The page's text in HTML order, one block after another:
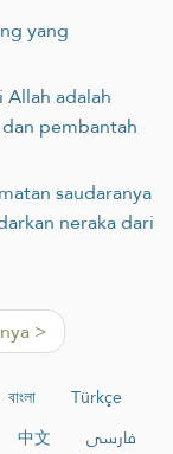
yang
adalah
pembantah
saudaranya
neraka dari
>
বাংলা
Türkçe
中文
فارسی